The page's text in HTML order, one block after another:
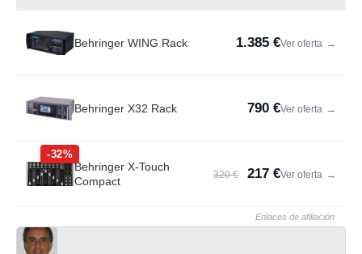
Behringer WING Rack 1.385 €Ver oferta →
Behringer X32 Rack 790 €Ver oferta →
-32%
Behringer X-Touch
Compact
320 € 217 €Ver oferta →
Enlaces de afiliación